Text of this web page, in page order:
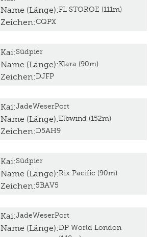
Name (Länge):FL STOROE (111m)
Zeichen:CQPX
Kai:Südpier
Name (Länge):Klara (90m)
Zeichen:DJFP
Kai:JadeWeserPort
Name (Länge):Elbwind (152m)
Zeichen:D5AH9
Kai:Südpier
Name (Länge):Rix Pacific (90m)
Zeichen:5BAV5
Kai:JadeWeserPort
Name (Länge):DP World London